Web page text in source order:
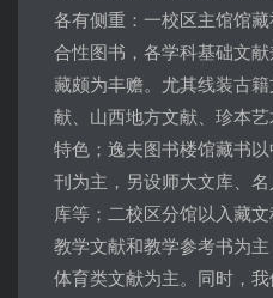
各有侧重：一校区主馆馆
合性图书，各学科基础文
藏颇为丰赡。尤其线装古
献、山西地方文献、珍本
特色；逸夫图书楼馆藏书
刊为主，另设师大文库、
库等；二校区分馆以入藏
教学文献和教学参考书为
体育类文献为主。同时，